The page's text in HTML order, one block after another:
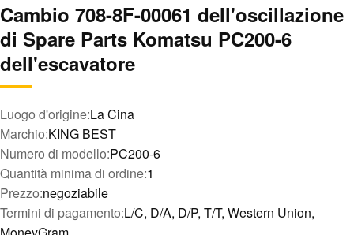
Cambio 708-8F-00061 dell'oscillazione
di Spare Parts Komatsu PC200-6
dell'escavatore
Luogo d'origine:La Cina
Marchio:KING BEST
Numero di modello:PC200-6
Quantità minima di ordine:1
Prezzo:negoziabile
Termini di pagamento:L/C, D/A, D/P, T/T, Western Union,